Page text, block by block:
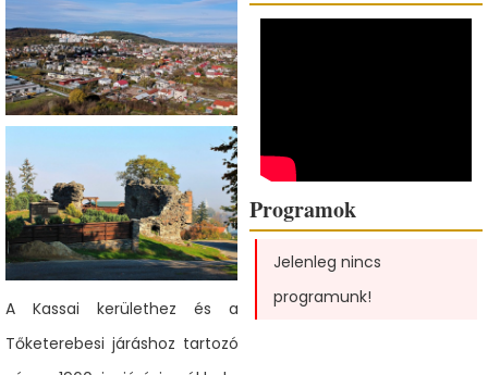
A Kassai kerülethez és a
Tőketerebesi járáshoz tartozó
Programok
Jelenleg nincs
programunk!